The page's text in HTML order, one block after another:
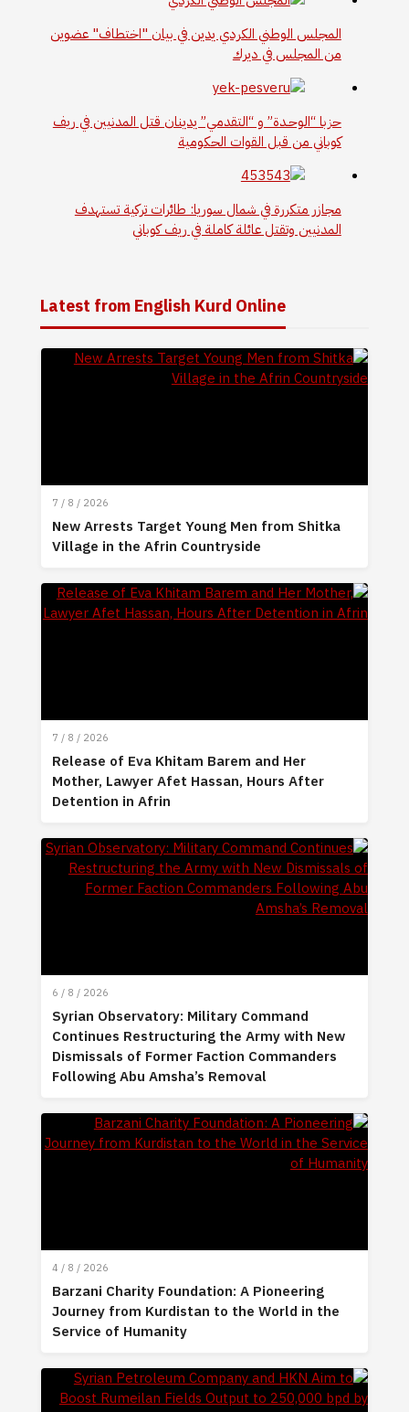
المجلس الوطني الكردي يدين في بيان "اختطاف" عضوين
من المجلس في ديرك
حزبا “الوحـدة” و “التقدمي” يدينان قتل المدنيين في ريف
كوباني من قبل القوات الحكومية
مجازر متكررة في شمال سوريا: طائرات تركية تستهدف
المدنيين وتقتل عائلة كاملة في ريف كوباني
Latest from English Kurd Online
7 / 8 / 2026
New Arrests Target Young Men from Shitka
Village in the Afrin Countryside
7 / 8 / 2026
Release of Eva Khitam Barem and Her
Mother, Lawyer Afet Hassan, Hours After
Detention in Afrin
6 / 8 / 2026
Syrian Observatory: Military Command
Continues Restructuring the Army with New
Dismissals of Former Faction Commanders
Following Abu Amsha’s Removal
4 / 8 / 2026
Barzani Charity Foundation: A Pioneering
Journey from Kurdistan to the World in the
Service of Humanity